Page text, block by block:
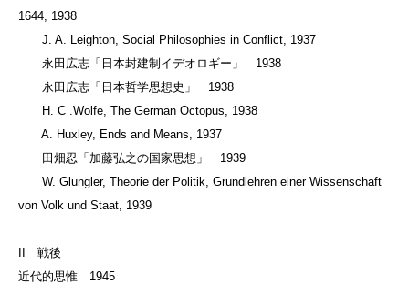
1644, 1938
J. A. Leighton, Social Philosophies in Conflict, 1937
永田広志「日本封建制イデオロギー」 1938
永田広志「日本哲学思想史」 1938
H. C .Wolfe, The German Octopus, 1938
A. Huxley, Ends and Means, 1937
田畑忍「加藤弘之の国家思想」 1939
W. Glungler, Theorie der Politik, Grundlehren einer Wissenschaft
von Volk und Staat, 1939
II 戦後
近代的思惟 1945